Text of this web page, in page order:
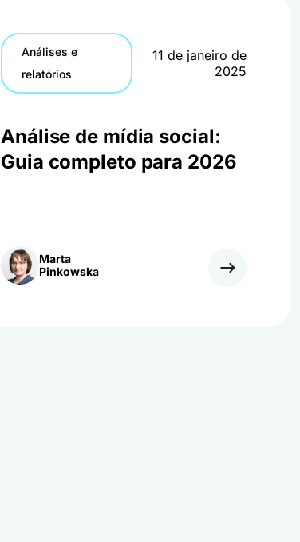
Análises e
relatórios
11 de janeiro de
2025
Análise de mídia social:
Guia completo para 2026
Marta
Pinkowska